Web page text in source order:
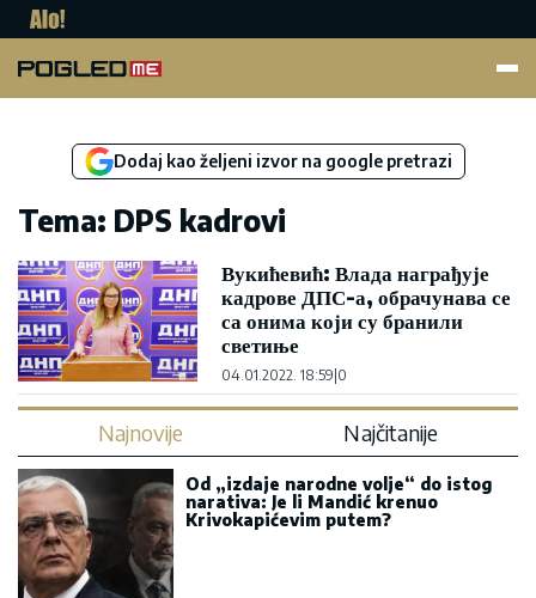
Dodaj kao željeni izvor na google pretrazi
Tema: DPS kadrovi
Вукићевић: Влада награђује
кадрове ДПС-а, обрачунава се
са онима који су бранили
светиње
04.01.2022. 18:59 0
Najnovije Najčitanije
Od „izdaje narodne volje“ do istog
narativa: Je li Mandić krenuo
Krivokapićevim putem?